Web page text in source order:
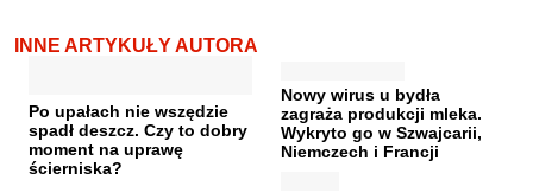
INNE ARTYKUŁY AUTORA
Po upałach nie wszędzie
spadł deszcz. Czy to dobry
moment na uprawę
ścierniska?
Nowy wirus u bydła
zagraża produkcji mleka.
Wykryto go w Szwajcarii,
Niemczech i Francji